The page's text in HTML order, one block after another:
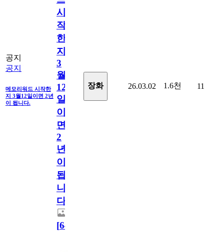
공지
공지
메모리워드 시작한
지 3월12일이면 2년
이 됩니다.
시
작
한
지
3
월
12
일
이
면
2
년
이
됩
니
다.
[64
장화 26.03.02 1.6천 11